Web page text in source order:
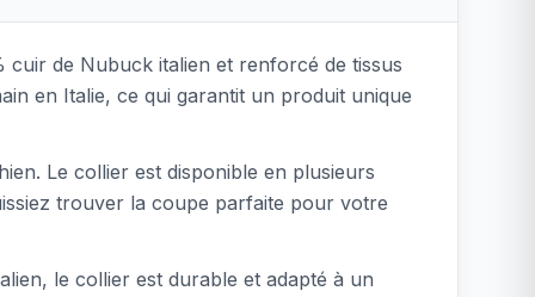
cuir de Nubuck italien et renforcé de tissus
en Italie, ce qui garantit un produit unique
Le collier est disponible en plusieurs
trouver la coupe parfaite pour votre
le collier est durable et adapté à un